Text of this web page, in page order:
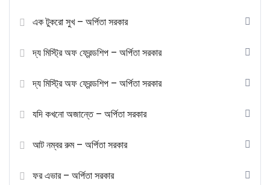
এক টুকরো সুখ – অর্পিতা সরকার
দ্য মিস্ট্রি অফ ফ্রেন্ডশিপ – অর্পিতা সরকার
দ্য মিস্ট্রি অফ ফ্রেন্ডশিপ – অর্পিতা সরকার
যদি কখনো অজান্তে – অর্পিতা সরকার
আট নম্বর রুম – অর্পিতা সরকার
ফর এভার – অর্পিতা সরকার